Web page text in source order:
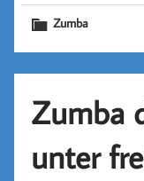
Zumba
Zumba
unter